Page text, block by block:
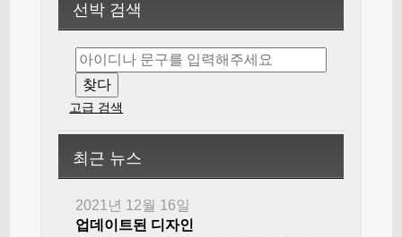
선박 검색
고급 검색
최근 뉴스
2021년 12월 16일
업데이트된 디자인